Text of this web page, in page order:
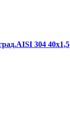
304 40х1,5